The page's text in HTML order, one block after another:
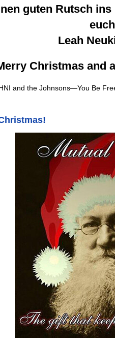
guten Rutsch
euch
Leah
Christmas and
and the Johnsons—You Be